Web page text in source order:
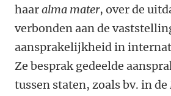
haaralma mater, over de
verbonden aan de
aansprakelijkheid in
Ze besprak gedeelde
tussen staten, zoals bv. in de